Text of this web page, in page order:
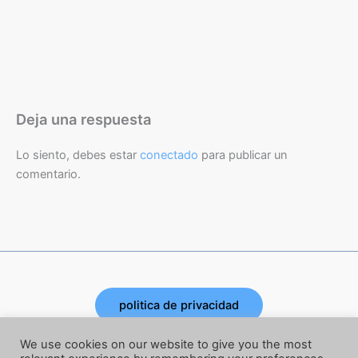
Deja una respuesta
Lo siento, debes estar conectado para publicar un
comentario.
politica de privacidad
Copyright © 2026 | Powered by Joe Corbata
We use cookies on our website to give you the most